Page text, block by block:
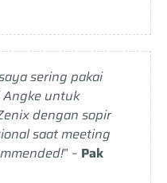
sering pakai
Angke untuk
dengan sopir
saat meeting
” – Pak